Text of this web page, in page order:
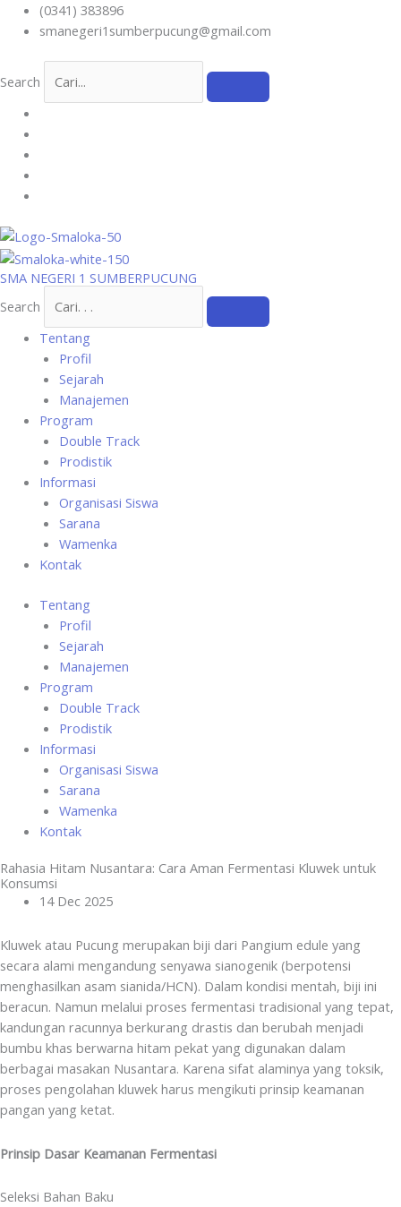
(0341) 383896
smanegeri1sumberpucung@gmail.com
Search
SMA NEGERI 1 SUMBERPUCUNG
Search
Tentang
Profil
Sejarah
Manajemen
Program
Double Track
Prodistik
Informasi
Organisasi Siswa
Sarana
Wamenka
Kontak
Tentang
Profil
Sejarah
Manajemen
Program
Double Track
Prodistik
Informasi
Organisasi Siswa
Sarana
Wamenka
Kontak
Rahasia Hitam Nusantara: Cara Aman Fermentasi Kluwek untuk
Konsumsi
14 Dec 2025
Kluwek atau Pucung merupakan biji dari Pangium edule yang
secara alami mengandung senyawa sianogenik (berpotensi
menghasilkan asam sianida/HCN). Dalam kondisi mentah, biji ini
beracun. Namun melalui proses fermentasi tradisional yang tepat,
kandungan racunnya berkurang drastis dan berubah menjadi
bumbu khas berwarna hitam pekat yang digunakan dalam
berbagai masakan Nusantara. Karena sifat alaminya yang toksik,
proses pengolahan kluwek harus mengikuti prinsip keamanan
pangan yang ketat.
Prinsip Dasar Keamanan Fermentasi
Seleksi Bahan Baku